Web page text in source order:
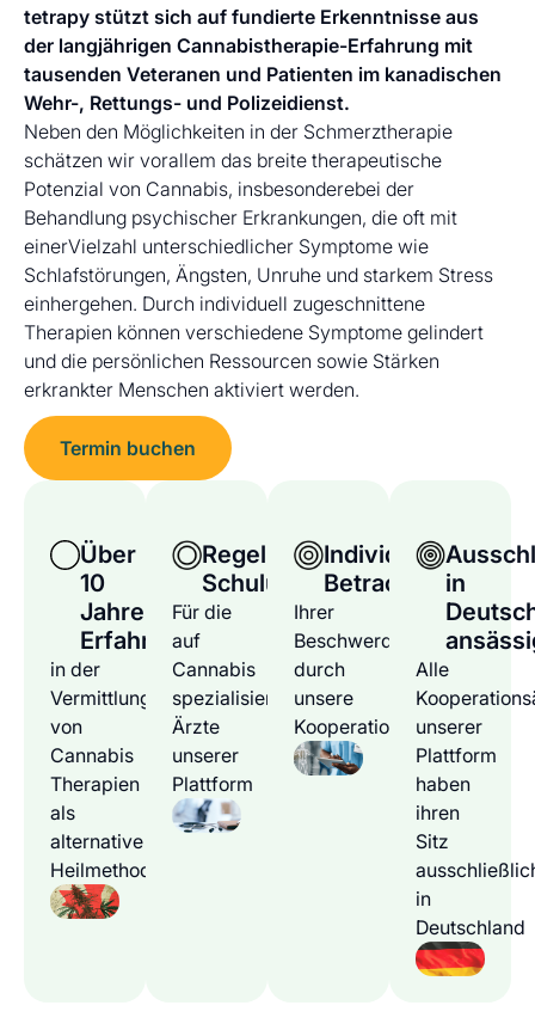
tetrapy stützt sich auf fundierte Erkenntnisse aus
der langjährigen Cannabistherapie-Erfahrung mit
tausenden Veteranen und Patienten im kanadischen
Wehr-, Rettungs- und Polizeidienst.
Neben den Möglichkeiten in der Schmerztherapie
schätzen wir vorallem das breite therapeutische
Potenzial von Cannabis, insbesonderebei der
Behandlung psychischer Erkrankungen, die oft mit
einerVielzahl unterschiedlicher Symptome wie
Schlafstörungen, Ängsten, Unruhe und starkem Stress
einhergehen. Durch individuell zugeschnittene
Therapien können verschiedene Symptome gelindert
und die persönlichen Ressourcen sowie Stärken
erkrankter Menschen aktiviert werden.
Termin buchen
Über
10
Jahre
Erfahrung
in der
Vermittlung
von
Cannabis
Therapien
als
alternative
Heilmethode
Regelmäßige
Schulungen
Für die
auf
Cannabis
spezialisierten
Ärzte
unserer
Plattform
Individuelle
Betrachtung
Ihrer
Beschwerden
durch
unsere
Kooperationsärzte
in
Alle
unserer
Plattform
haben
ihren
Sitz
in
Deutschland